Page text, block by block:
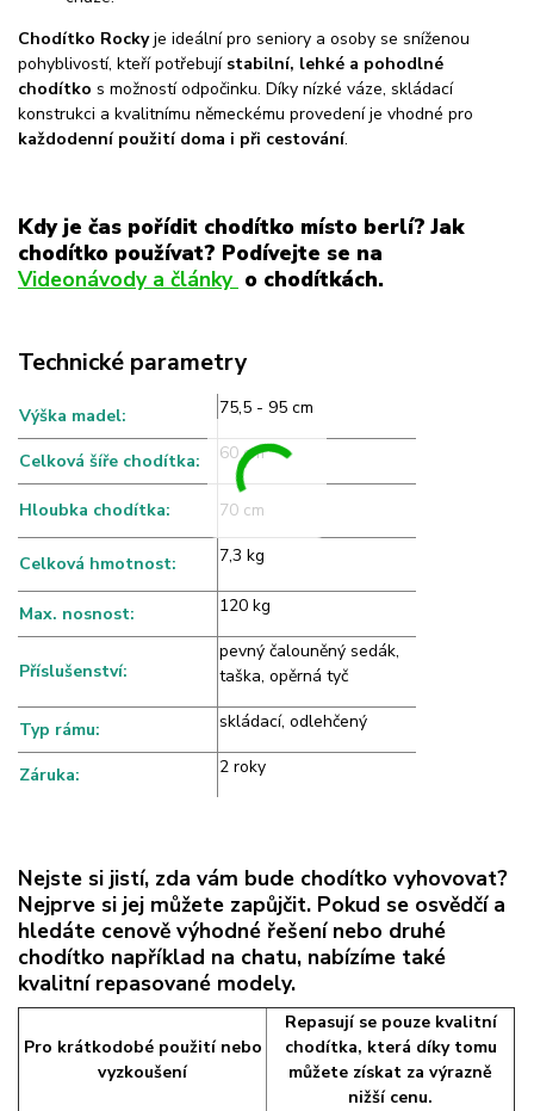
Chodítko Rockyje ideální pro seniory a osoby se sníženou
pohyblivostí, kteří potřebují stabilní, lehké a pohodlné
chodítko s možností odpočinku. Díky nízké váze, skládací
konstrukci a kvalitnímu německému provedení je vhodné pro
každodenní použití doma i při cestování.
Kdy je čas pořídit chodítko místo berlí? Jak
chodítko používat? Podívejte se na
Videonávody a články o chodítkách.
Technické parametry
Výška madel: 75,5 - 95 cm
Celková šíře chodítka: 60 cm
Hloubka chodítka: 70 cm
Celková hmotnost: 7,3 kg
Max. nosnost: 120 kg
Příslušenství:
pevný čalouněný sedák,
taška, opěrná tyč
Typ rámu: skládací, odlehčený
Záruka: 2 roky
Nejste si jistí, zda vám bude chodítko vyhovovat?
Nejprve si jej můžete zapůjčit. Pokud se osvědčí a
hledáte cenově výhodné řešení nebo druhé
chodítko například na chatu, nabízíme také
kvalitní repasované modely.
Pro krátkodobé použití nebo
vyzkoušení
Repasují se pouze kvalitní
chodítka, která díky tomu
můžete získat za výrazně
nižší cenu.